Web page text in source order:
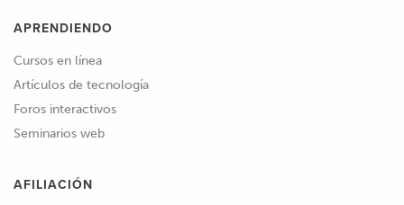
APRENDIENDO
Cursos en línea
Artículos de tecnología
Foros interactivos
Seminarios web
AFILIACIÓN